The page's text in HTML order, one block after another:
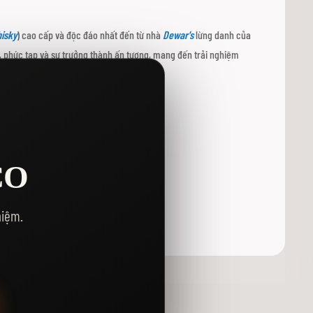
) cao cấp và độc đáo nhất đến từ nhà Dewar'slừng danh của
tạp và sự trưởng thành ấn tượng, mang đến trải nghiệm
sẽ được pha trộn theo tỷ lệ bí mật.
nhất.
và tinh tế hương vị whisky.